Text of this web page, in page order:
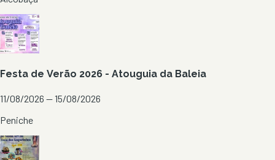
Festa de Verão 2026 - Atouguia da Baleia
11/08/2026 — 15/08/2026
Peniche